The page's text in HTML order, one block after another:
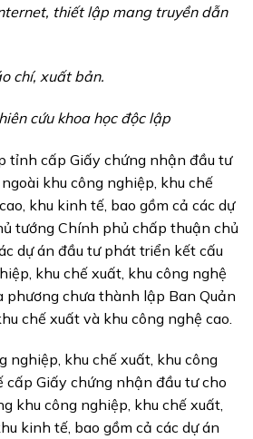
thiết lập mang truyền dẫn
chí, xuất bản.
cứu khoa học độc lập
tỉnh cấp Giấy chứng nhận đầu tư
khu công nghiệp, khu chế
khu kinh tế, bao gồm cả các dự
tướng Chính phủ chấp thuận chủ
dự án đầu tư phát triển kết cấu
khu chế xuất, khu công nghệ
phương chưa thành lập Ban Quản
chế xuất và khu công nghệ cao.
nghiệp, khu chế xuất, khu công
cấp Giấy chứng nhận đầu tư cho
khu công nghiệp, khu chế xuất,
kinh tế, bao gồm cả các dự án